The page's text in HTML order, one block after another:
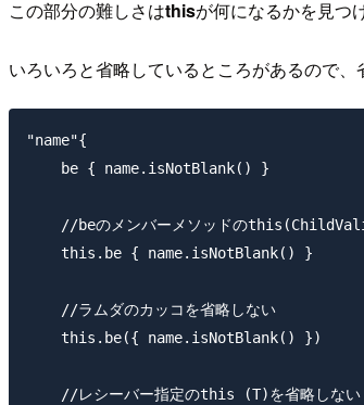
この部分の難しさはthisが何になるかを見つ
いろいろと省略しているところがあるので
"name"{
    be { name.isNotBlank() }
//beのメンバーメソッドの
    this.be { name.isNotBlank() }
    //ラムダのカッコを省略しない
    this.be({ name.isNotBlank() })
    //レシーバー指定のthis (T)を省略しない